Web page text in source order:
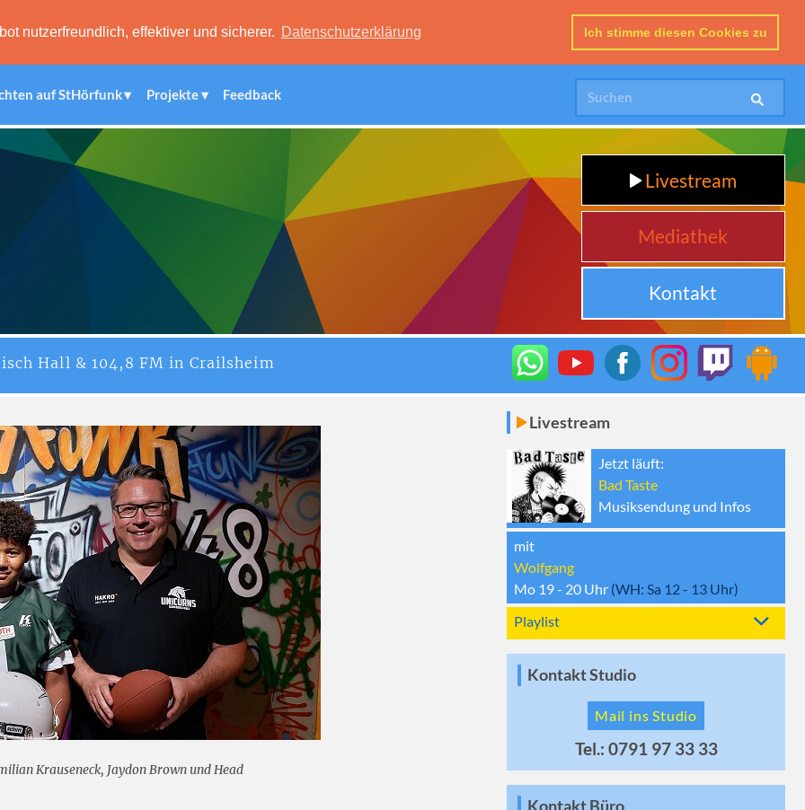
nutzerfreundlich, effektiver und sicherer. Datenschutzerklärung Ich stimme diesen Cookies zu
auf StHörfunk Projekte Feedback
Livestream
Mediathek
Kontakt
Hall & 104,8 FM in Crailsheim
Krauseneck, Jaydon Brown und Head
Livestream
Jetzt läuft:
Bad Taste
Musiksendung und Infos
mit
Wolfgang
Mo 19 - 20 Uhr (WH: Sa 12 - 13 Uhr)
Playlist
Kontakt Studio
Mail ins Studio
Tel.: 0791 97 33 33
Kontakt Büro